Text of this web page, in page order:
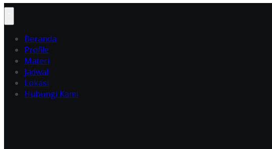
Beranda
Profile
Materi
Jadwal
Lokasi
Hubungi Kami